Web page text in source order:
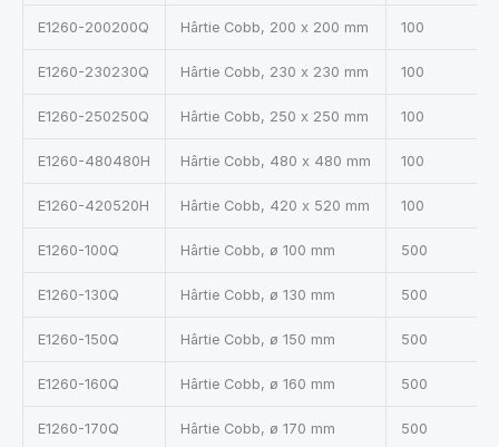
E1260-200200Q Hârtie Cobb, 200 x 200 mm 100
E1260-230230Q Hârtie Cobb, 230 x 230 mm 100
E1260-250250Q Hârtie Cobb, 250 x 250 mm 100
E1260-480480H Hârtie Cobb, 480 x 480 mm 100
E1260-420520H Hârtie Cobb, 420 x 520 mm 100
E1260-100Q Hârtie Cobb, ø 100 mm 500
E1260-130Q Hârtie Cobb, ø 130 mm 500
E1260-150Q Hârtie Cobb, ø 150 mm 500
E1260-160Q Hârtie Cobb, ø 160 mm 500
E1260-170Q Hârtie Cobb, ø 170 mm 500